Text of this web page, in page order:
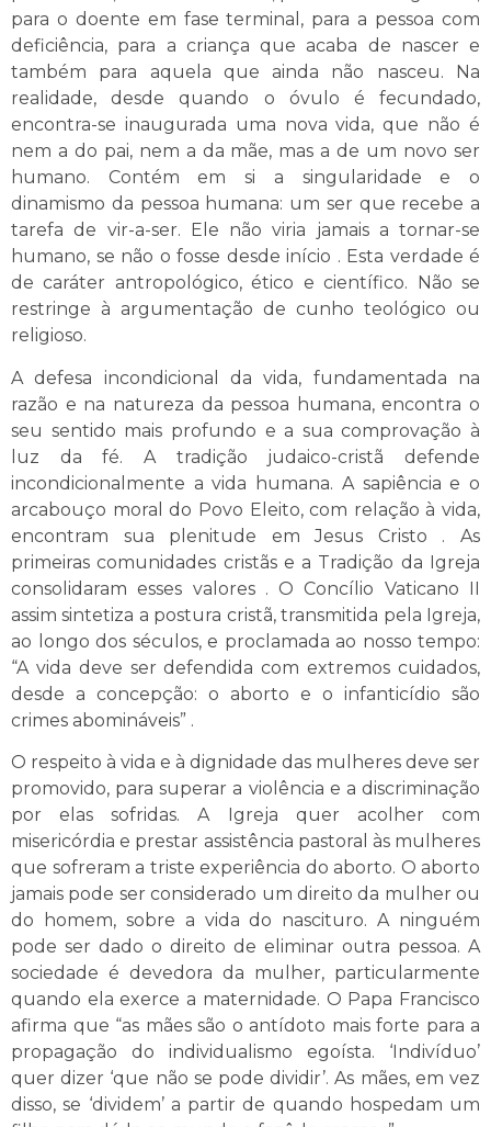
para o doente em fase terminal, para a pessoa com
deficiência, para a criança que acaba de nascer e
também para aquela que ainda não nasceu. Na
realidade, desde quando o óvulo é fecundado,
encontra-se inaugurada uma nova vida, que não é
nem a do pai, nem a da mãe, mas a de um novo ser
humano. Contém em si a singularidade e o
dinamismo da pessoa humana: um ser que recebe a
tarefa de vir-a-ser. Ele não viria jamais a tornar-se
humano, se não o fosse desde início . Esta verdade é
de caráter antropológico, ético e científico. Não se
restringe à argumentação de cunho teológico ou
religioso.
A defesa incondicional da vida, fundamentada na
razão e na natureza da pessoa humana, encontra o
seu sentido mais profundo e a sua comprovação à
luz da fé. A tradição judaico-cristã defende
incondicionalmente a vida humana. A sapiência e o
arcabouço moral do Povo Eleito, com relação à vida,
encontram sua plenitude em Jesus Cristo . As
primeiras comunidades cristãs e a Tradição da Igreja
consolidaram esses valores . O Concílio Vaticano II
assim sintetiza a postura cristã, transmitida pela Igreja,
ao longo dos séculos, e proclamada ao nosso tempo:
“A vida deve ser defendida com extremos cuidados,
desde a concepção: o aborto e o infanticídio são
crimes abomináveis” .
O respeito à vida e à dignidade das mulheres deve ser
promovido, para superar a violência e a discriminação
por elas sofridas. A Igreja quer acolher com
misericórdia e prestar assistência pastoral às mulheres
que sofreram a triste experiência do aborto. O aborto
jamais pode ser considerado um direito da mulher ou
do homem, sobre a vida do nascituro. A ninguém
pode ser dado o direito de eliminar outra pessoa. A
sociedade é devedora da mulher, particularmente
quando ela exerce a maternidade. O Papa Francisco
afirma que “as mães são o antídoto mais forte para a
propagação do individualismo egoísta. ‘Indivíduo’
quer dizer ‘que não se pode dividir’. As mães, em vez
disso, se ‘dividem’ a partir de quando hospedam um